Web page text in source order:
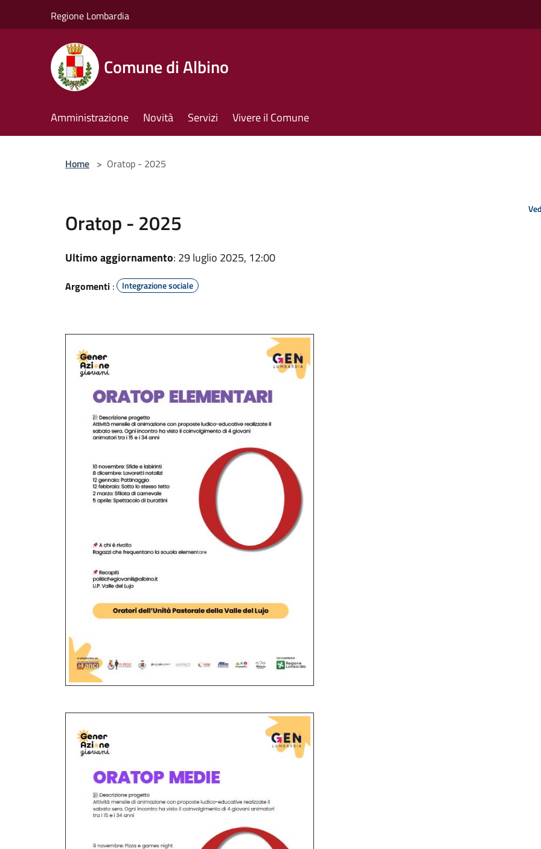
Regione Lombardia
Comune di Albino
Amministrazione Novità Servizi Vivere il Comune
Home > Oratop - 2025
Oratop - 2025
Ultimo aggiornamento: 29 luglio 2025, 12:00
Argomenti : Integrazione sociale